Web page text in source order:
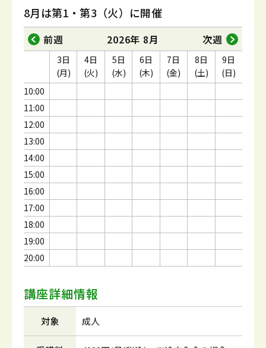
8月は第1・第3（火）に開催
前週 2026年 8月 次週
10:00
11:00
12:00
13:00
14:00
15:00
16:00
17:00
18:00
19:00
20:00
3日
(月)
4日
(火)
5日
(水)
6日
(木)
7日
(金)
8日
(土)
9日
(日)
講座詳細情報
対象 成人